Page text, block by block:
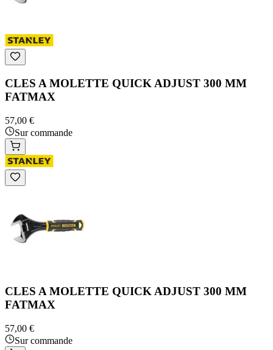
CLES A MOLETTE QUICK ADJUST 300 MM
FATMAX
57,00 €
Sur commande
CLES A MOLETTE QUICK ADJUST 300 MM
FATMAX
57,00 €
Sur commande